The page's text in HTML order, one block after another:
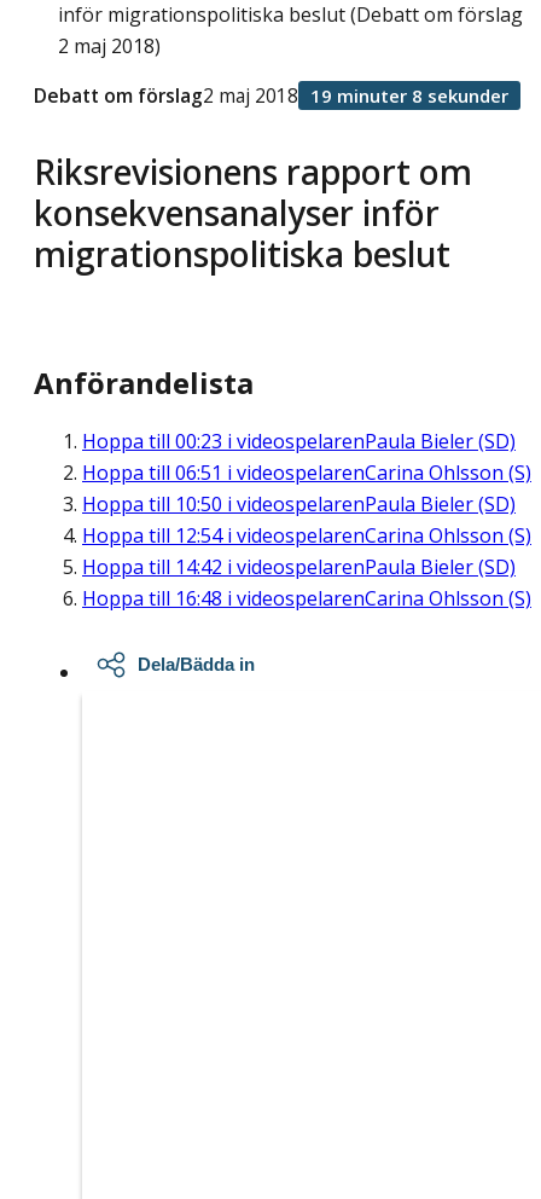
inför migrationspolitiska beslut (Debatt om förslag
2 maj 2018)
Riksrevisionens rapport om
konsekvensanalyser inför
migrationspolitiska beslut
Debatt om förslag2 maj 2018 19 minuter 8 sekunder
Anförandelista
Hoppa till 00:23 i videospelarenPaula Bieler (SD)
Hoppa till 06:51 i videospelarenCarina Ohlsson (S)
Hoppa till 10:50 i videospelarenPaula Bieler (SD)
Hoppa till 12:54i videospelarenCarina Ohlsson (S)
Hoppa till 14:42 i videospelarenPaula Bieler (SD)
Hoppa till 16:48 i videospelarenCarina Ohlsson (S)
Dela/Bädda in